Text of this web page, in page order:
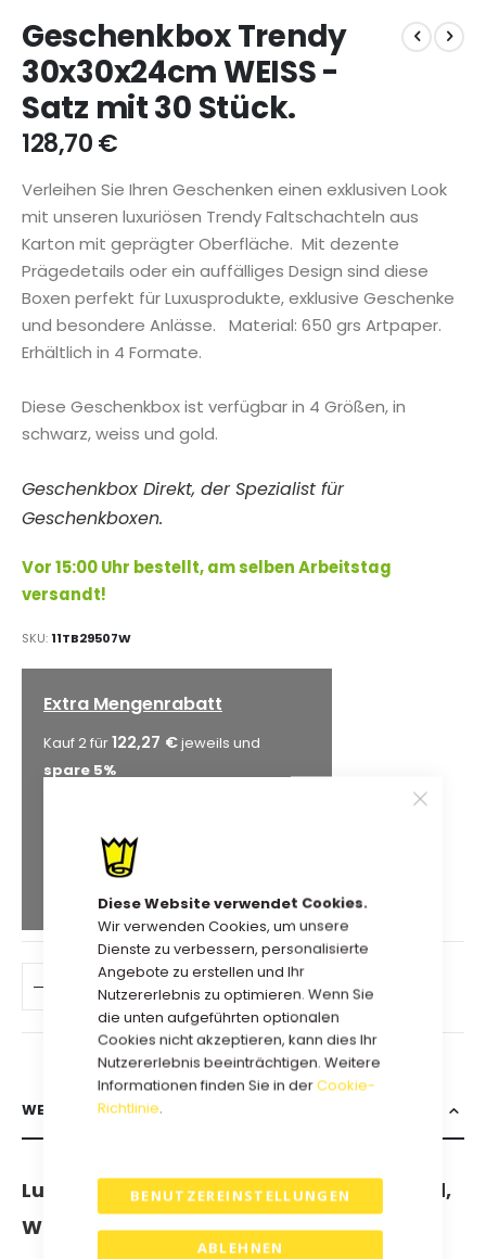
Diese Website verwendet Cookies.
Wir verwenden Cookies, um unsere
Dienste zu verbessern, personalisierte
Angebote zu erstellen und Ihr
Nutzererlebnis zu optimieren. Wenn Sie
die unten aufgeführten optionalen
Cookies nicht akzeptieren, kann dies Ihr
Nutzererlebnis beeinträchtigen. Weitere
Informationen finden Sie in derCookie-
Richtlinie.
BENUTZEREINSTELLUNGEN
ABLEHNEN
Anfang
der
Bildgalerie
springen
Geschenkbox Trendy
30x30x24cm WEISS -
Satz mit 30 Stück.
128,70 €
Verleihen Sie Ihren Geschenken einen exklusiven Look
mit unseren luxuriösen Trendy Faltschachteln aus
Karton mit geprägter Oberfläche. Mit dezente
Prägedetails oder ein auffälliges Design sind diese
Boxen perfekt für Luxusprodukte, exklusive Geschenke
und besondere Anlässe. Material: 650 grs Artpaper.
Erhältlich in 4 Formate.
Diese Geschenkbox ist verfügbar in 4 Größen, in
schwarz, weiss und gold.
Geschenkbox Direkt, der Spezialist für
Geschenkboxen.
Vor 15:00 Uhr bestellt, am selben Arbeitstag
versandt!
SKU 11TB29507W
Extra Mengenrabatt
Kauf 2 für122,27 €jeweils und
spare 5%
8%
Kauf 10 für115,83 €
10%
IN DEN WARENKORB
WEITERE INFORMATIONEN
Luxuriöse, trendige Geschenkbox in Gold,
Weiß oder Schwarz mit Beschichtung.